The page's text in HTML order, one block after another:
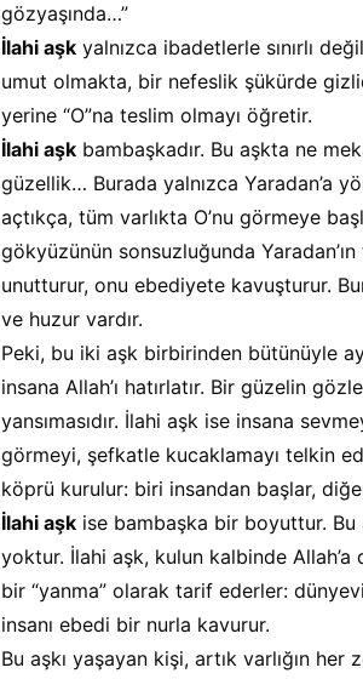
gözyaşında…”
İlahi aşk yalnızca ibadetlerle sınırlı
umut olmakta, bir nefeslik şükürde
yerine “O”na teslim olmayı öğretir.
İlahi aşk bambaşkadır. Bu aşkta ne
güzellik… Burada yalnızca Yaradan’a
açtıkça, tüm varlıkta O’nu görmeye
gökyüzünün sonsuzluğunda
unutturur, onu ebediyete kavuşturur.
ve huzur vardır.
Peki, bu iki aşk birbirinden bütünüyle
insana Allah’ı hatırlatır. Bir güzelin
yansımasıdır. İlahi aşk ise insana
görmeyi, şefkatle kucaklamayı telkin
köprü kurulur: biri insandan başlar,
İlahi aşk ise bambaşka bir boyuttur.
yoktur. İlahi aşk, kulun kalbinde Allah’a
bir “yanma” olarak tarif ederler:
insanı ebedi bir nurla kavurur.
Bu aşkı yaşayan kişi, artık varlığın her